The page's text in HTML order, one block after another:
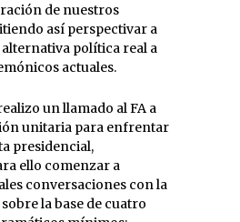
de nuestros
así perspectivar a
política real a
actuales.
un llamado al FA a
unitaria para enfrentar
presidencial,
ello comenzar a
conversaciones con la
la base de cuatro